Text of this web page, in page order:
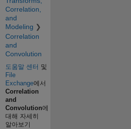
Correlation,
and
Modeling
Correlation
and
Convolution
도움말 센터 및
File
Exchange에서
Correlation
and
Convolution에
대해 자세히
알아보기